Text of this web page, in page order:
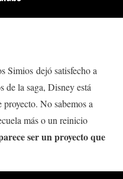
Simios dejó satisfecho a
de la saga, Disney está
No sabemos a
más o un reinicio
ser un proyecto que